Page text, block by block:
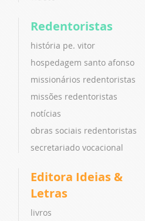
Redentoristas
história pe. vitor
hospedagem santo afonso
missionários redentoristas
missões redentoristas
notícias
obras sociais redentoristas
secretariado vocacional
Editora Ideias &
Letras
livros